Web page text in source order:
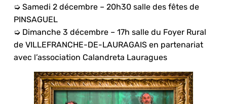
➭ Samedi 2 décembre – 20h30 salle des fêtes de
PINSAGUEL
➭ Dimanche 3 décembre – 17h salle du Foyer Rural
de VILLEFRANCHE-DE-LAURAGAIS en partenariat
avec l’association Calandreta Lauragues